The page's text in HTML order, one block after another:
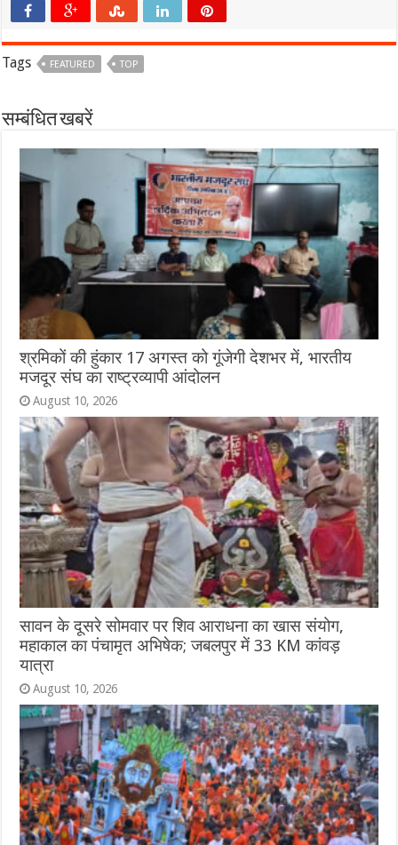
Tags FEATURED TOP
सम्बंधित खबरें
श्रमिकों की हुंकार 17 अगस्त को गूंजेगी देशभर में, भारतीय
मजदूर संघ का राष्ट्रव्यापी आंदोलन
August 10, 2026
सावन के दूसरे सोमवार पर शिव आराधना का खास संयोग,
महाकाल का पंचामृत अभिषेक; जबलपुर में 33 KM कांवड़
यात्रा
August 10, 2026